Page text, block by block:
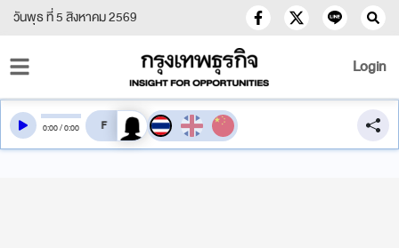
วันพุธ ที่ 5 สิงหาคม 2569
Login
0:00/0:00 สลับเสียงอ่าน